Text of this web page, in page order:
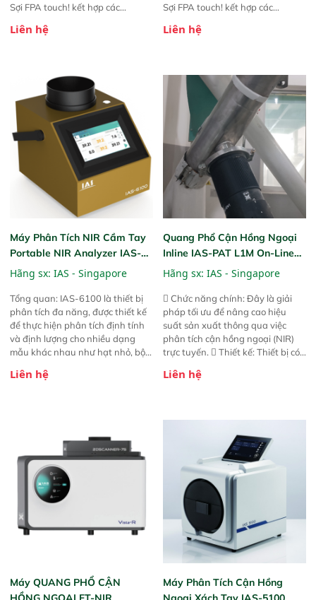
Sợi FPA touch! kết hợp các
được chứng minh với sự đơn giản
trước đó. Nhưng so với các phiên
bản trước, FPA touch! nhỏ hơn và
nhẹ hơn đáng kể, đồng thời được
nâng cấp với các tính năng mới.
Liên hệ
Sợi FPA touch! kết hợp các
được chứng minh với sự đơn giản
trước đó. Nhưng so với các phiên
bản trước, FPA touch! nhỏ hơn và
nhẹ hơn đáng kể, đồng thời được
nâng cấp với các tính năng mới.
Liên hệ
Máy Phân Tích NIR Cầm Tay
Portable NIR Analyzer IAS-
6100
Hãng sx: IAS - Singapore
Tổng quan: IAS-6100 là thiết bị
phân tích đa năng, được thiết kế
để thực hiện phân tích định tính
và định lượng cho nhiều dạng
mẫu khác nhau như hạt nhỏ, bột,
này cho phép bất kỳ ai cũng có
thức ăn chăn nuôi, nguyên liệu
thực phẩm, nông sản,..
Liên hệ
Quang Phổ Cận Hồng Ngoại
Inline IAS-PAT L1M On-Line
NIR
Hãng sx: IAS - Singapore
 Chức năng chính: Đây là giải
pháp tối ưu để nâng cao hiệu
suất sản xuất thông qua việc
phân tích cận hồng ngoại (NIR)
trực tuyến.  Thiết kế: Thiết bị có
hỗ trợ tản nhiệt tăng cường và đã
năng theo dõi thông số theo thời
gian thực và trực quan hóa dữ
liệu để tăng chỉ số ROI cho doanh
Liên hệ
Máy QUANG PHỔ CẬN
Máy Phân Tích Cận Hồng